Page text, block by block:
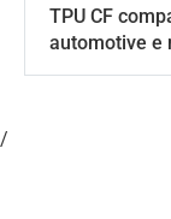
TPU CF
automotive e
/